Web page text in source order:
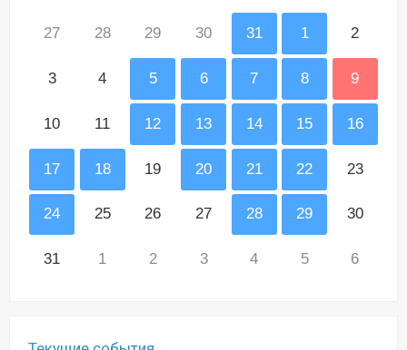
27 28 29 30 31 1 2
3 4 5 6 7 8 9
10 11 12 13 14 15 16
17 18 19 20 21 22 23
24 25 26 27 28 29 30
31 1 2 3 4 5 6